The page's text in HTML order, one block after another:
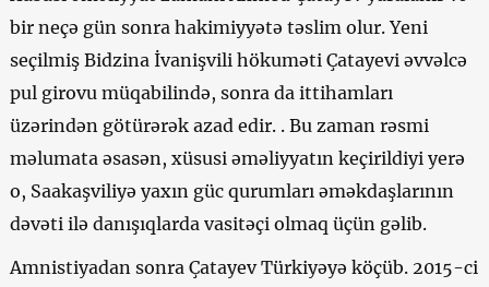
bir neçə gün sonra hakimiyyətə təslim olur. Yeni
seçilmiş Bidzina İvanişvili hökuməti Çatayevi əvvəlcə
pul girovu müqabilində, sonra da ittihamları
üzərindən götürərək azad edir. . Bu zaman rəsmi
məlumata əsasən, xüsusi əməliyyatın keçirildiyi yerə
o, Saakaşviliyə yaxın güc qurumları əməkdaşlarının
dəvəti ilə danışıqlarda vasitəçi olmaq üçün gəlib.
Amnistiyadan sonra Çatayev Türkiyəyə köçüb. 2015-ci